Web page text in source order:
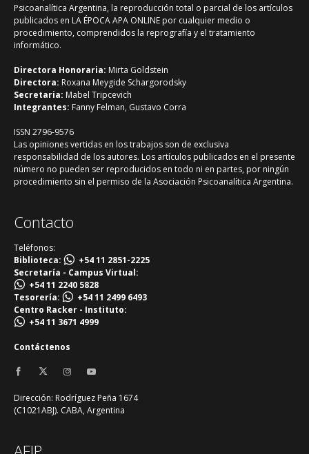
Psicoanalítica Argentina, la reproducción total o parcial de los artículos
publicados en LA ÉPOCA APA ONLINE por cualquier medio o
procedimiento, comprendidos la reprografía y el tratamiento
informático.
Directora Honoraria: Mirta Goldstein
Directora: Roxana Meygide Schargorodsky
Secretaria: Mabel Tripcevich
Integrantes: Fanny Felman, Gustavo Corra
ISSN 2796-9576
Las opiniones vertidas en los trabajos son de exclusiva
responsabilidad de los autores. Los artículos publicados en el presente
número no pueden ser reproducidos en todo ni en partes, por ningún
procedimiento sin el permiso de la Asociación Psicoanalítica Argentina.
Contacto
Teléfonos:
Biblioteca:
+54 11 2851-2225
Secretaría - Campus Virtual:
+54 11 2240 5828
Tesorería:
+54 11 2499 6493
Centro Racker - Instituto:
+54 11 3671 4999
Contáctenos
Dirección: Rodríguez Peña 1674
(C1021ABJ). CABA, Argentina